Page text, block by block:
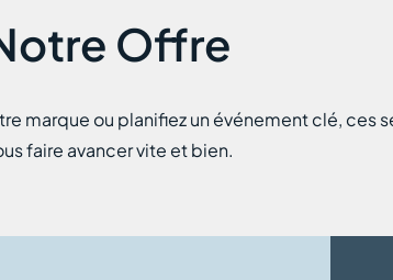
Offre
marque ou planifiez un événement clé, ces
faire avancer vite et bien.